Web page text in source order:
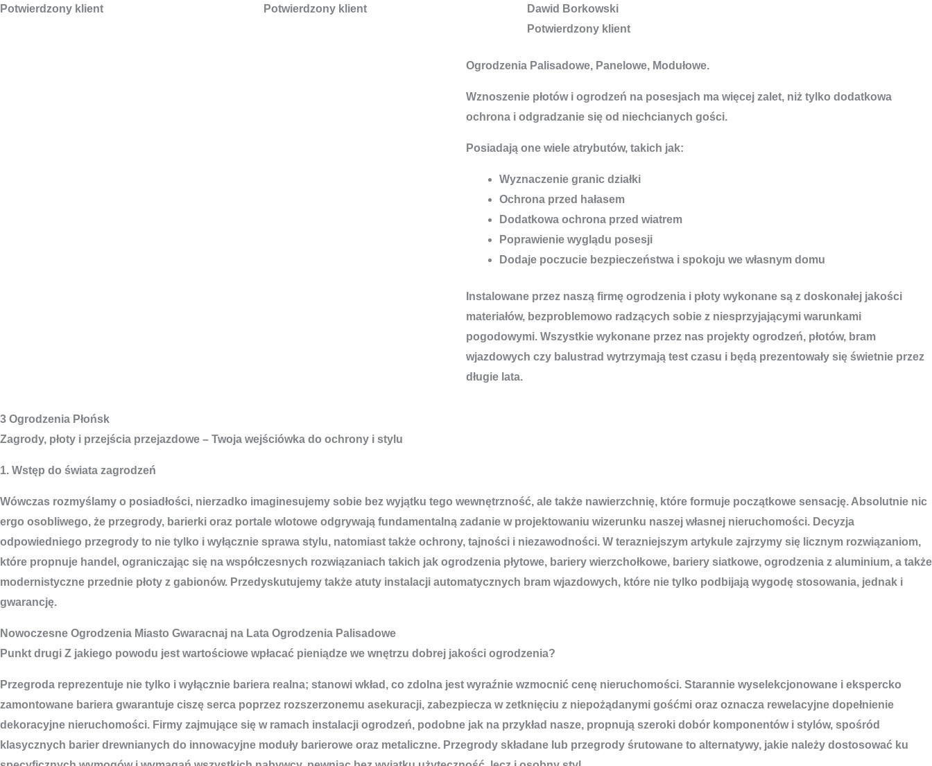
Potwierdzony klient
Potwierdzony klient
Dawid Borkowski
Potwierdzony klient
Ogrodzenia Palisadowe, Panelowe, Modułowe.
Wznoszenie płotów i ogrodzeń na posesjach ma więcej zalet, niż tylko dodatkowa
ochrona i odgradzanie się od niechcianych gości.
Posiadają one wiele atrybutów, takich jak:
Wyznaczenie granic działki
Ochrona przed hałasem
Dodatkowa ochrona przed wiatrem
Poprawienie wyglądu posesji
Dodaje poczucie bezpieczeństwa i spokoju we własnym domu
Instalowane przez naszą firmę ogrodzenia i płoty wykonane są z doskonałej jakości
materiałów, bezproblemowo radzących sobie z niesprzyjającymi warunkami
pogodowymi. Wszystkie wykonane przez nas projekty ogrodzeń, płotów, bram
wjazdowych czy balustrad wytrzymają test czasu i będą prezentowały się świetnie przez
długie lata.
3 Ogrodzenia Płońsk
Zagrody, płoty i przejścia przejazdowe – Twoja wejściówka do ochrony i stylu
1. Wstęp do świata zagrodzeń
Wówczas rozmyślamy o posiadłości, nierzadko imaginesujemy sobie bez wyjątku tego wewnętrzność, ale także nawierzchnię, które formuje początkowe sensację. Absolutnie nic
ergo osobliwego, że przegrody, barierki oraz portale wlotowe odgrywają fundamentalną zadanie w projektowaniu wizerunku naszej własnej nieruchomości. Decyzja
odpowiedniego przegrody to nie tylko i wyłącznie sprawa stylu, natomiast także ochrony, tajności i niezawodności. W terazniejszym artykule zajrzymy się licznym rozwiązaniom,
które propnuje handel, ograniczając się na współczesnych rozwiązaniach takich jak ogrodzenia płytowe, bariery wierzchołkowe, bariery siatkowe, ogrodzenia z aluminium, a także
modernistyczne przednie płoty z gabionów. Przedyskutujemy także atuty instalacji automatycznych bram wjazdowych, które nie tylko podbijają wygodę stosowania, jednak i
gwarancję.
Nowoczesne Ogrodzenia Miasto Gwaracnaj na Lata Ogrodzenia Palisadowe
Punkt drugi Z jakiego powodu jest wartościowe wpłacać pieniądze we wnętrzu dobrej jakości ogrodzenia?
Przegroda reprezentuje nie tylko i wyłącznie bariera realna; stanowi wkład, co zdolna jest wyraźnie wzmocnić cenę nieruchomości. Starannie wyselekcjonowane i ekspercko
zamontowane bariera gwarantuje ciszę serca poprzez rozszerzonemu asekuracji, zabezpiecza w zetknięciu z niepożądanymi gośćmi oraz oznacza rewelacyjne dopełnienie
dekoracyjne nieruchomości. Firmy zajmujące się w ramach instalacji ogrodzeń, podobne jak na przykład nasze, propnują szeroki dobór komponentów i stylów, spośród
klasycznych barier drewnianych do innowacyjne moduły barierowe oraz metaliczne. Przegrody składane lub przegrody śrutowane to alternatywy, jakie należy dostosować ku